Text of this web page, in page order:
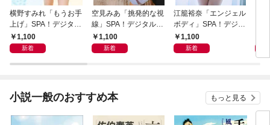
横野すみれ「もうお手
上げ」SPA！デジタル
写真集
1,100
新着
空見みあ「挑発的な視
線」SPA！デジタル写
真集1,100
新着
江籠裕奈「エンジェル
ボディ」SPA！デジタ
ル写真集
1,100
新着
の
小説一般のおすすめ本 もっと見る